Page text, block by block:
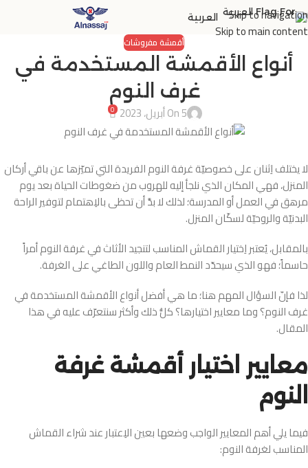
Skip to navigation
Skip to main content
العربية
أقمشة مفروشات
أنواع الأقمشة المستخدمة في
غرف النوم
On 5 أبريل، 2023 0
لا يختلف اِثنان على خصوصيّة غرفة النوم الفريدة التي تميّزها عن باقي أركان
المنزل، فهي المكان الذي نلجأ إليه للهروب من ضغوطات الحياة بعد يوم
مرهق في العمل أو المدرسة؛ لذلك لا بدَّ أن تحظى بالاِهتمام لتوفير الراحة
البدنيّة والروحيّة لسكّان المنزل.
بالمقابل، يُعتبر اِختيار القماش المناسب لتنجيد الأثاث في غرفة النوم أمراً
حاسماً؛ فهو الذي سيحدّد النمط العام واللون الطاغي على الغرفة.
لذا فإنّ السؤال المهم هنا؛ ما هي أفضل أنواع الأقمشة المستخدمة في
غرف النوم؟ وما معايير اختيارها؟ كلُّ ذلك وأكثر سنتعرّف عليه في هذا
المقال.
معايير اختيار أقمشة غرفة
النوم
فيما يلي أهم المعايير الواجب وضعها بعين الاِعتبار عند شراء القماش
المناسب لغرفة النوم: